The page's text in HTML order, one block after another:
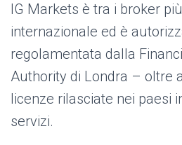
IG Markets è tra i broker più
internazionale ed è
regolamentata dalla
Authority di Londra – oltre
licenze rilasciate nei paesi
servizi.